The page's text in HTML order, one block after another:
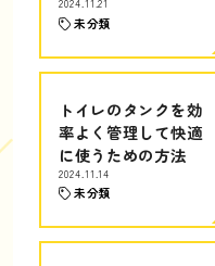
2024.11.21
未分類
トイレのタンクを効
率よく管理して快適
に使うための方法
2024.11.14
未分類